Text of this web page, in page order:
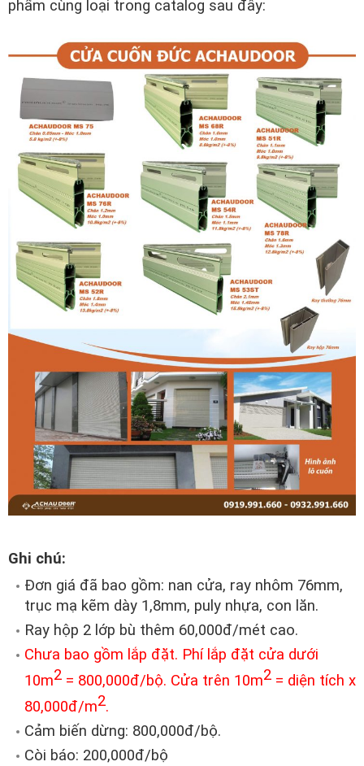
phẩm cùng loại trong catalog sau đây:
Ghi chú:
Đơn giá đã bao gồm: nan cửa, ray nhôm 76mm,
trục mạ kẽm dày 1,8mm, puly nhựa, con lăn.
Ray hộp 2 lớp bù thêm 60,000đ/mét cao.
Chưa bao gồm lắp đặt. Phí lắp đặt cửa dưới
10m2 = 800,000đ/bộ. Cửa trên 10m2 = diện tích x
80,000đ/m2.
Cảm biến dừng: 800,000đ/bộ.
Còi báo: 200,000đ/bộ